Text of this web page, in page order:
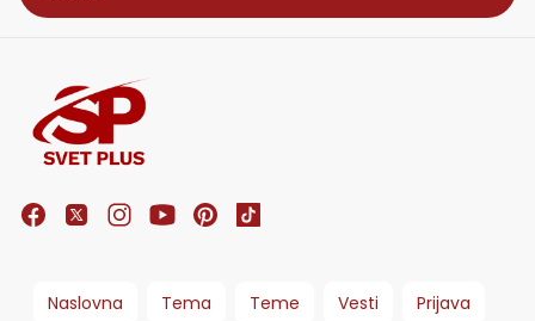
Naslovna Tema Teme Vesti Prijava